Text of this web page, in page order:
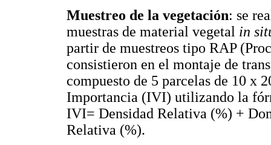
Muestreo de la vegetación: se
muestras de material vegetal in
partir de muestreos tipo RAP
consistieron en el montaje de
compuesto de 5 parcelas de 10 x
Importancia (IVI) utilizando la
IVI= Densidad Relativa (%) +
Relativa (%).